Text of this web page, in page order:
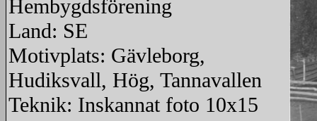
Hembygdsförening
Land: SE
Motivplats: Gävleborg,
Hudiksvall, Hög, Tannavallen
Teknik: Inskannat foto 10x15